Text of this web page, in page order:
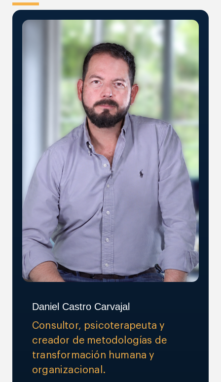
Daniel Castro Carvajal
Consultor, psicoterapeuta y
creador de metodologías de
transformación humana y
organizacional.